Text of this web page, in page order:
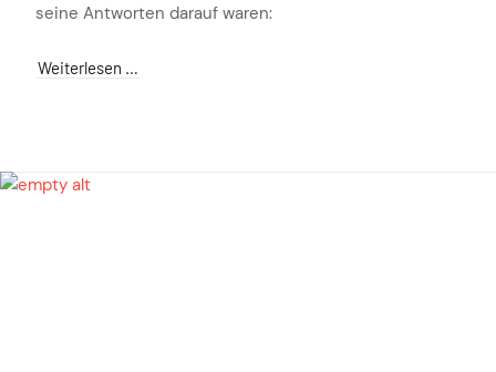
seine Antworten darauf waren:
Weiterlesen …